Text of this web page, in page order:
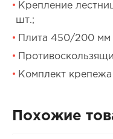
Крепление
шт.;
Плита 450/200
Комплект
Похожие